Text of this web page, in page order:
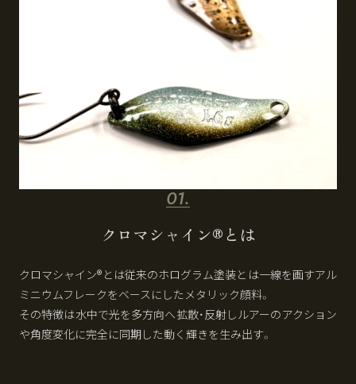
クロマシャイン®とは
クロマシャイン®とは従来のホログラム塗装とは一線を画すアル
ミニウムフレークをベースにしたメタリック顔料。
その特徴は水中で光を多方向へ拡散・反射しルアーのアクション
や角度変化に完全に同期した動く輝きを生み出す。